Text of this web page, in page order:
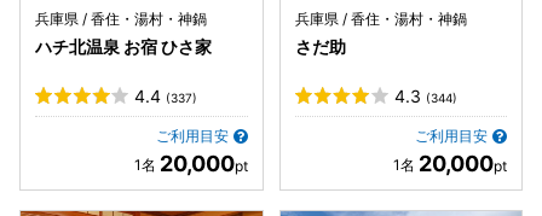
兵庫県 / 香住・湯村・神鍋
ハチ北温泉 お宿 ひさ家
4.4 (337)
ご利用目安
20,000
兵庫県 / 香住・湯村・神鍋
さだ助
4.3 (344)
ご利用目安
20,000